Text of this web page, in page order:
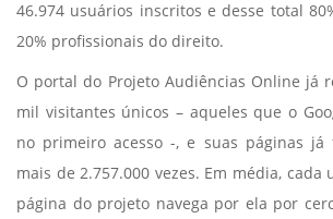
46.974 usuários inscritos e desse total
20% profissionais do direito.
O portal do Projeto Audiências Online já
mil visitantes únicos – aqueles que o
no primeiro acesso -, e suas páginas já
mais de 2.757.000 vezes. Em média,
página do projeto navega por ela por